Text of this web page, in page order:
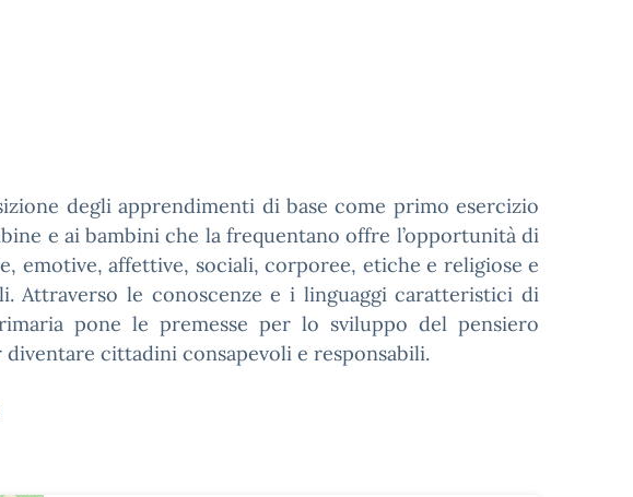
degli apprendimenti di base come primo esercizio
e ai bambini che la frequentano offre l’opportunità di
emotive, affettive, sociali, corporee, etiche e religiose e
Attraverso le conoscenze e i linguaggi caratteristici di
pone le premesse per lo sviluppo del pensiero
cittadini consapevoli e responsabili.